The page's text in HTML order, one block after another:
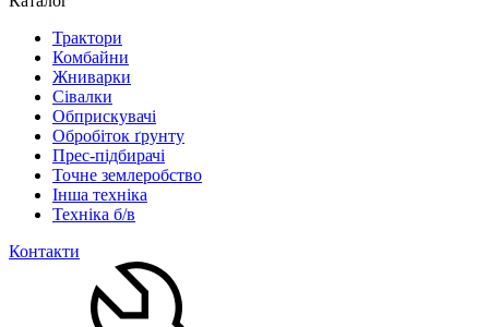
Трактори
Комбайни
Жниварки
Сівалки
Обприскувачі
Обробіток ґрунту
Прес-підбирачі
Точне землеробство
Інша техніка
Техніка б/в
Контакти